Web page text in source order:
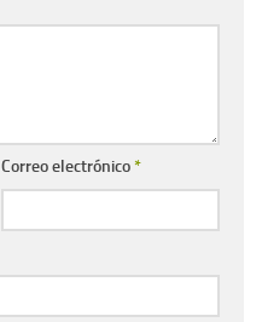
Correo electrónico*